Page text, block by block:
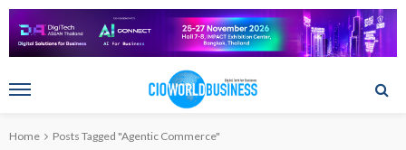
Home Posts Tagged "Agentic Commerce"